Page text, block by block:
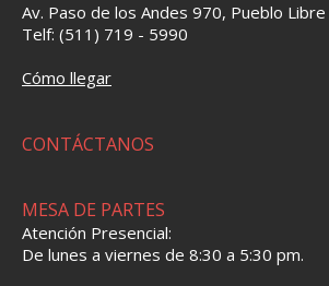
Av. Paso de los Andes 970, Pueblo Libre
Telf: (511) 719 - 5990
Cómo llegar
CONTÁCTANOS
MESA DE PARTES
Atención Presencial:
De lunes a viernes de 8:30 a 5:30 pm.